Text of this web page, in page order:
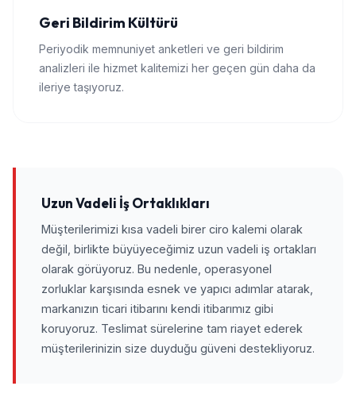
Geri Bildirim Kültürü
Periyodik memnuniyet anketleri ve geri bildirim
analizleri ile hizmet kalitemizi her geçen gün daha da
ileriye taşıyoruz.
Uzun Vadeli İş Ortaklıkları
Müşterilerimizi kısa vadeli birer ciro kalemi olarak
değil, birlikte büyüyeceğimiz uzun vadeli iş ortakları
olarak görüyoruz. Bu nedenle, operasyonel
zorluklar karşısında esnek ve yapıcı adımlar atarak,
markanızın ticari itibarını kendi itibarımız gibi
koruyoruz. Teslimat sürelerine tam riayet ederek
müşterilerinizin size duyduğu güveni destekliyoruz.